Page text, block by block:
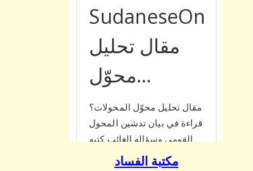
مكتبة الفساد